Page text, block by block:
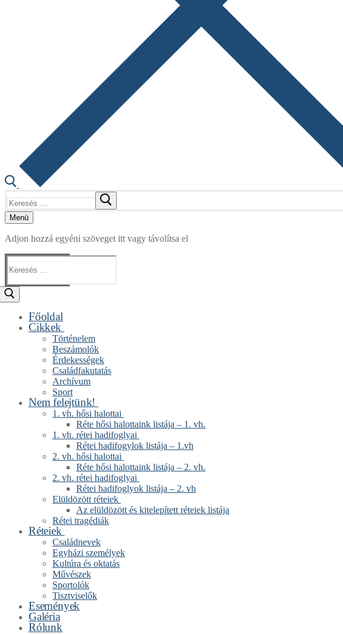
Menü
Adjon hozzá egyéni szöveget itt vagy távolítsa el
Keresése:
Főoldal
Cikkek
Történelem
Beszámolók
Érdekességek
Családfakutatás
Archívum
Sport
Nem felejtünk!
1. vh. hősi halottai
Réte hősi halottaink listája – 1. vh.
1. vh. rétei hadifoglyai
Rétei hadifogylok listája – 1.vh
2. vh. hősi halottai
Réte hősi halottaink listája – 2. vh.
2. vh. rétei hadifoglyai
Rétei hadifoglyok listája – 2. vh
Elüldözött réteiek
Az elüldözött és kitelepített réteiek listája
Rétei tragédiák
Réteiek
Családnevek
Egyházi személyek
Kultúra és oktatás
Művészek
Sportolók
Tisztviselők
Események
Galéria
Rólunk